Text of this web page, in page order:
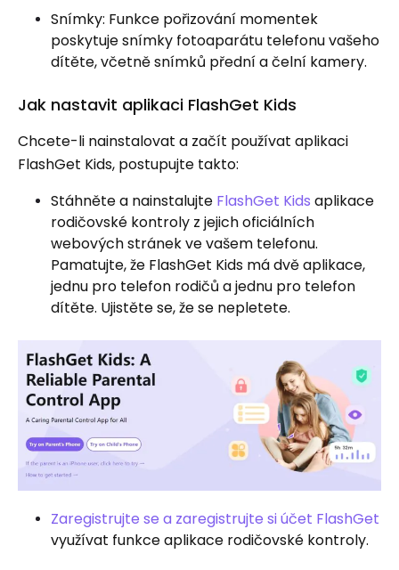
Snímky: Funkce pořizování momentek
poskytuje snímky fotoaparátu telefonu vašeho
dítěte, včetně snímků přední a čelní kamery.
Jak nastavit aplikaci FlashGet Kids
Chcete-li nainstalovat a začít používat aplikaci
FlashGet Kids, postupujte takto:
Stáhněte a nainstalujte FlashGet Kids aplikace
rodičovské kontroly z jejich oficiálních
webových stránek ve vašem telefonu.
Pamatujte, že FlashGet Kids má dvě aplikace,
jednu pro telefon rodičů a jednu pro telefon
dítěte. Ujistěte se, že se nepletete.
Zaregistrujte se a zaregistrujte si účet FlashGet
využívat funkce aplikace rodičovské kontroly.